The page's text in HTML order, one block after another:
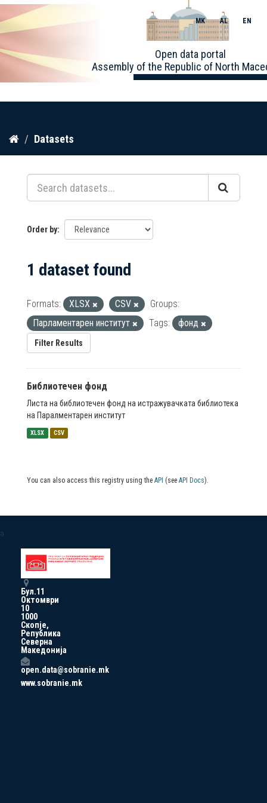
Skip
content
Open data portal
Assembly of the Republic of North
MK AL EN
Datasets
Order by
1 dataset found
Formats: XLSX CSV
Groups:
Парламентарен институт
Tags: фонд
Filter Results
Библиотечен фонд
Листа на библиотечен фонд на истражувачката библиотека
на Паралментарен институт
XLSX CSV
You can also access this registry using the API (see API Docs).
a
Бул.11
Октомври
10
1000
Скопје,
Република
Северна
Македонија
open.data@sobranie.mk
www.sobranie.mk